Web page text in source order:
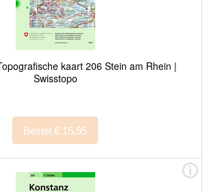
kaart 206 Stein am Rhein |
Swisstopo
Bestel € 15,95